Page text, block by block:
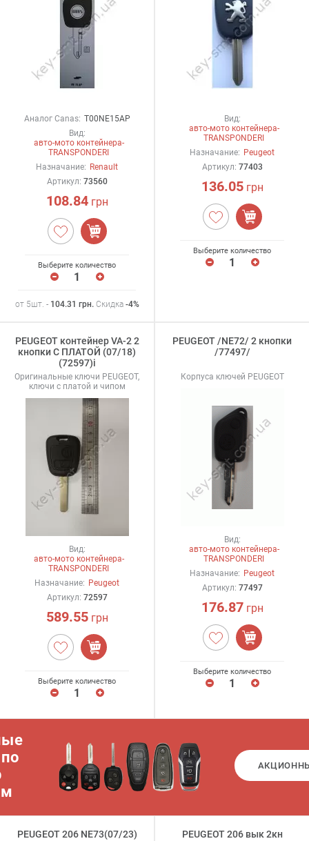
Аналог Canas: T00NE15AP
Вид:
авто-мото контейнера-
TRANSPONDERI
Назначание: Renault
Артикул: 73560
108.84грн
Выберите количество
от 5шт. - 104.31 грн. Скидка -4%
Вид:
авто-мото контейнера-
TRANSPONDERI
Назначание: Peugeot
Артикул: 77403
136.05грн
Выберите количество
PEUGEOT контейнер VA-2 2
кнопки С ПЛАТОЙ (07/18)
(72597)i
Оригинальные ключи PEUGEOT,
ключи с платой и чипом
Вид:
авто-мото контейнера-
TRANSPONDERI
Назначание: Peugeot
Артикул: 72597
589.55грн
Выберите количество
PEUGEOT /NE72/ 2 кнопки
/77497/
Корпуса ключей PEUGEOT
Вид:
авто-мото контейнера-
TRANSPONDERI
Назначание: Peugeot
Артикул: 77497
176.87грн
Выберите количество
PEUGEOT 206 NE73(07/23)
PEUGEOT 206 вык 2кн